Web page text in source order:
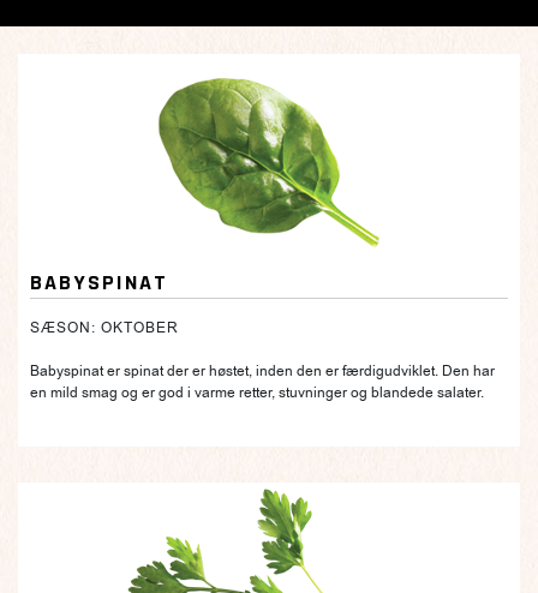
BABYSPINAT
SÆSON: OKTOBER
Babyspinat er spinat der er høstet, inden den er færdigudviklet. Den har
en mild smag og er god i varme retter, stuvninger og blandede salater.